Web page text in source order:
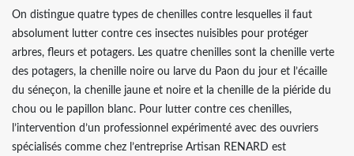
On distingue quatre types de chenilles contre lesquelles il faut
absolument lutter contre ces insectes nuisibles pour protéger
arbres, fleurs et potagers. Les quatre chenilles sont la chenille verte
des potagers, la chenille noire ou larve du Paon du jour et l’écaille
du séneçon, la chenille jaune et noire et la chenille de la piéride du
chou ou le papillon blanc. Pour lutter contre ces chenilles,
l’intervention d’un professionnel expérimenté avec des ouvriers
spécialisés comme chez l’entreprise Artisan RENARD est